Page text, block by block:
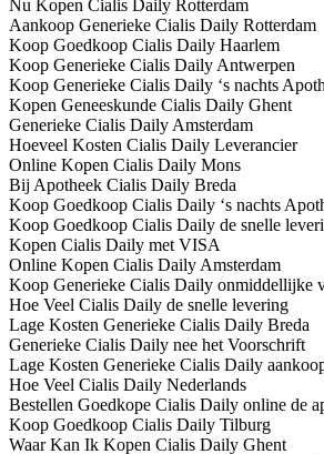
Nu Kopen Cialis Daily Rotterdam
Aankoop Generieke Cialis Daily Rotterdam
Koop Goedkoop Cialis Daily Haarlem
Koop Generieke Cialis Daily Antwerpen
Koop Generieke Cialis Daily ‘s nachts
Kopen Geneeskunde Cialis Daily Ghent
Generieke Cialis Daily Amsterdam
Hoeveel Kosten Cialis Daily Leverancier
Online Kopen Cialis Daily Mons
Bij Apotheek Cialis Daily Breda
Koop Goedkoop Cialis Daily ‘s nachts
Koop Goedkoop Cialis Daily de snelle
Kopen Cialis Daily met VISA
Online Kopen Cialis Daily Amsterdam
Koop Generieke Cialis Daily onmiddellijke
Hoe Veel Cialis Daily de snelle levering
Lage Kosten Generieke Cialis Daily Breda
Generieke Cialis Daily nee het Voorschrift
Lage Kosten Generieke Cialis Daily
Hoe Veel Cialis Daily Nederlands
Bestellen Goedkope Cialis Daily online de
Koop Goedkoop Cialis Daily Tilburg
Waar Kan Ik Kopen Cialis Daily Ghent